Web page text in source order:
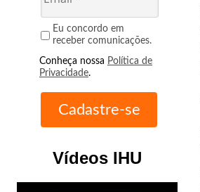
Eu concordo em
receber comunicações.
Conheça nossa Política de
Privacidade.
Vídeos IHU